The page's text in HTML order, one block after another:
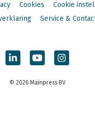
Cookies
Cookie
Service &
© 2026 Mainpress BV